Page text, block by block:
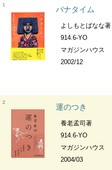
1
バナタイム
よしもとばなな著
914.6-YO
マガジンハウス
2002/12
2
運のつき
養老孟司著
914.6-YO
マガジンハウス
2004/03